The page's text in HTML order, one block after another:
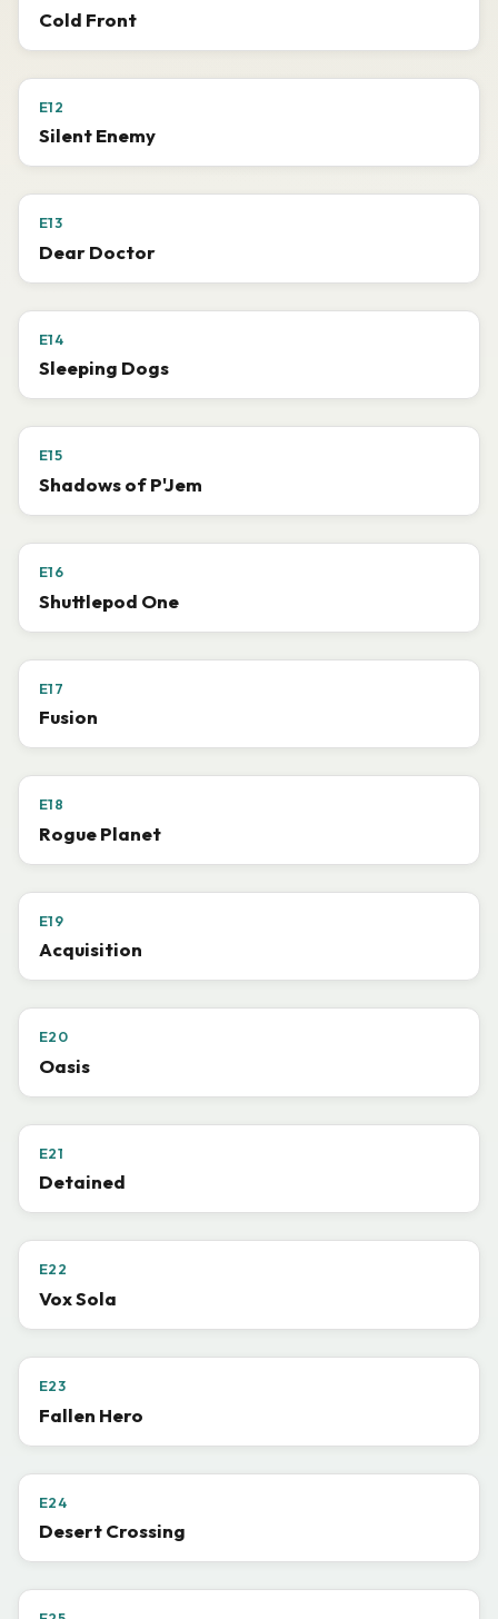
Cold Front
E12
Silent Enemy
E13
Dear Doctor
E14
Sleeping Dogs
E15
Shadows of P'Jem
E16
Shuttlepod One
E17
Fusion
E18
Rogue Planet
E19
Acquisition
E20
Oasis
E21
Detained
E22
Vox Sola
E23
Fallen Hero
E24
Desert Crossing